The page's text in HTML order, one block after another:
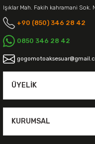
Işıklar Mah. Fakih kahramani Sok.
+90 (850) 346 28 42
0850 346 28 42
ÜYELIK
KURUMSAL